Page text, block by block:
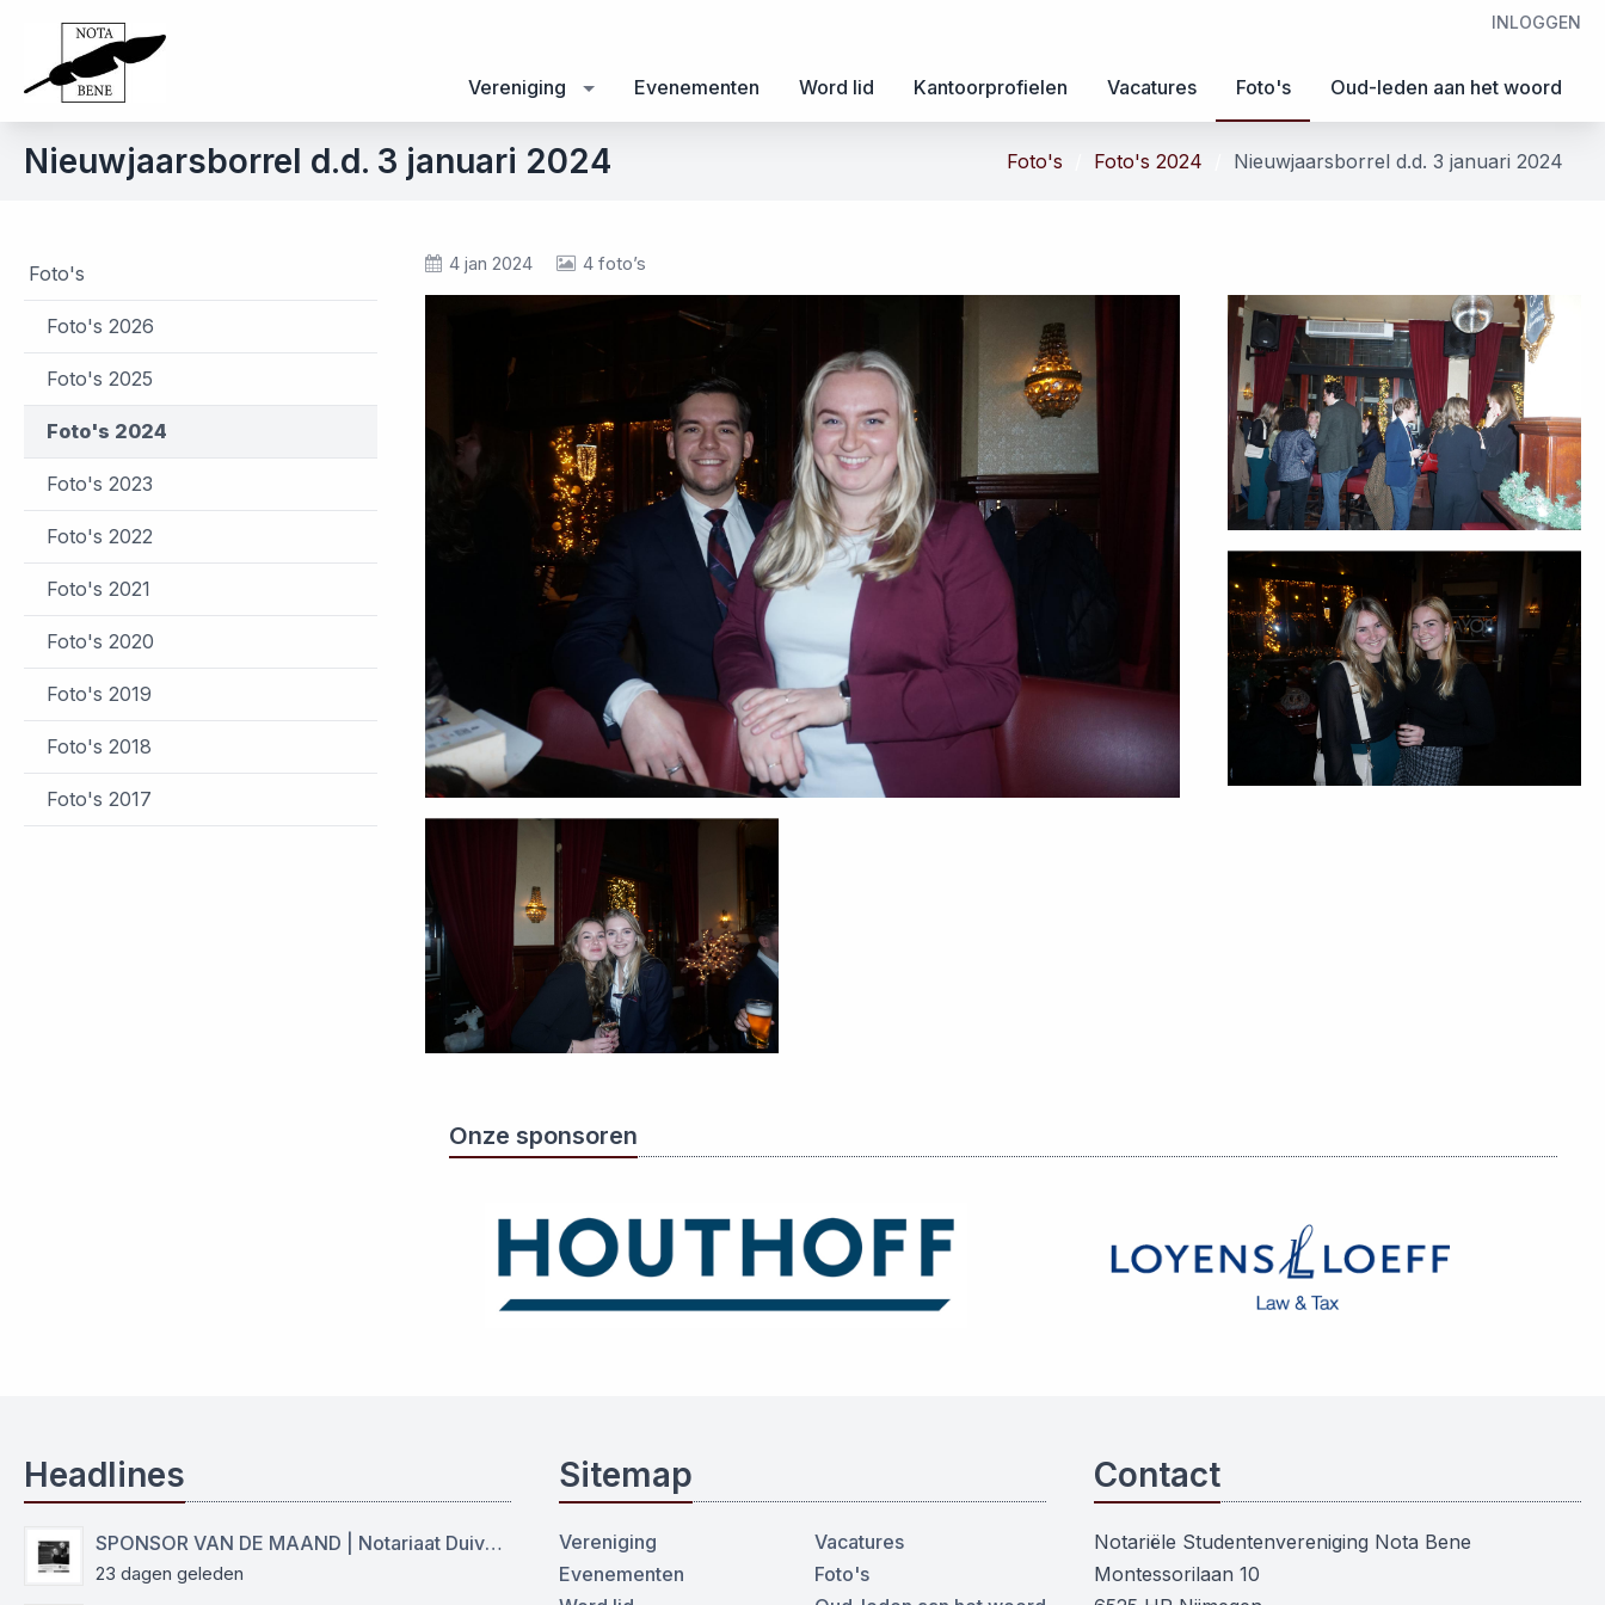
INLOGGEN
Vereniging Evenementen Word lid Kantoorprofielen Vacatures Foto's Oud-leden aan het woord
Foto's Foto's 2024 Nieuwjaarsborrel d.d. 3 januari 2024
Nieuwjaarsborrel d.d. 3 januari 2024
Foto's
Foto's 2026
Foto's 2025
Foto's 2024
Foto's 2023
Foto's 2022
Foto's 2021
Foto's 2020
Foto's 2019
Foto's 2018
Foto's 2017
4 jan 2024 4 foto’s
Onze sponsoren
Headlines
SPONSOR VAN DE MAAND | Notariaat Duiven Westervoort
23 dagen geleden
Sitemap
Vereniging
Evenementen
Vacatures
Foto's
Contact
Notariële Studentenvereniging Nota Bene
Montessorilaan 10